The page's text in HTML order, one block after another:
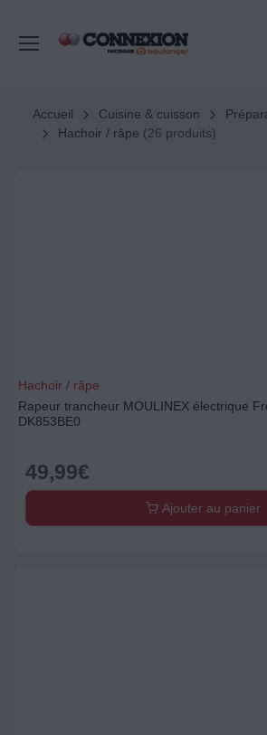
Accueil Cuisine & cuisson
Hachoir / râpe (26 produits)
Hachoir / râpe
Rapeur trancheur MOULINEX électrique
DK853BE0
49,99€
Ajouter au panier